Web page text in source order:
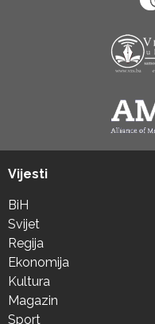
Vijesti
BiH
Svijet
Regija
Ekonomija
Kultura
Magazin
Sport